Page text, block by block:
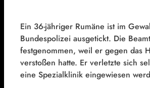
Ein 36-jähriger Rumäne ist im
Bundespolizei ausgetickt. Die
festgenommen, weil er gegen das
verstoßen hatte. Er verletzte sich
eine Spezialklinik eingewiesen